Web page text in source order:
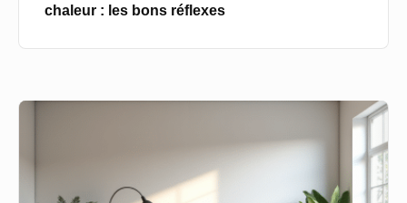
réflexes
chaleur : les bons réflexes